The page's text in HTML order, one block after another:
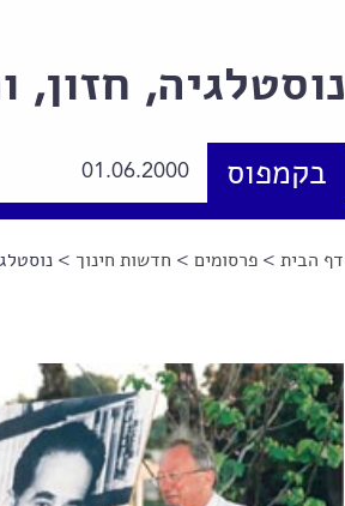
נוסטלגיה, חזון,
בקמפוס 01.06.2000
הינך נמצא כאן
דף הבית >פרסומים > חדשות חינוך >